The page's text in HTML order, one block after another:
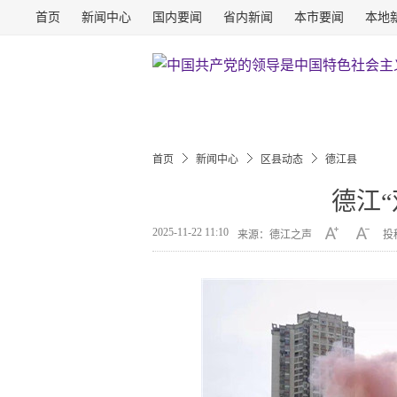
首页 新闻中心 国内要闻 省内新闻 本市要闻 本地
首页 新闻中心 区县动态 德江县
德江
2025-11-22 11:10 来源：德江之声 投